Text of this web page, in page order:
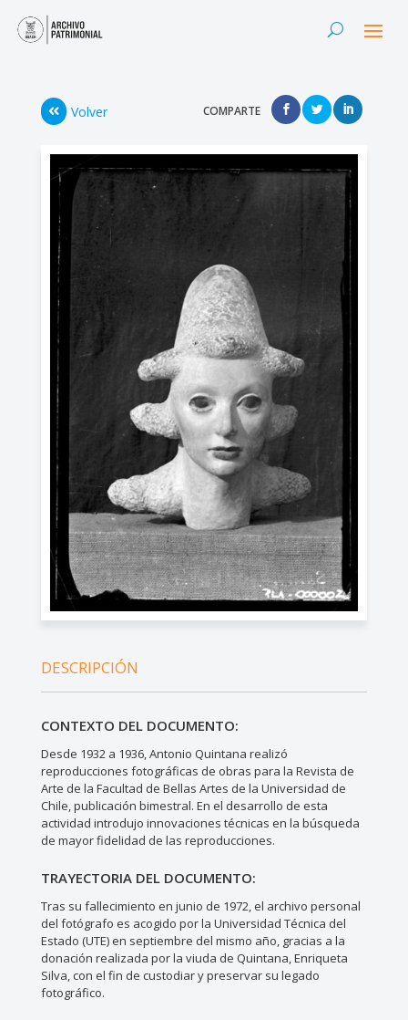
Volver COMPARTE
DESCRIPCIÓN
CONTEXTO DEL DOCUMENTO:
Desde 1932 a 1936, Antonio Quintana realizó
reproducciones fotográficas de obras para la Revista de
Arte de la Facultad de Bellas Artes de la Universidad de
Chile, publicación bimestral. En el desarrollo de esta
actividad introdujo innovaciones técnicas en la búsqueda
de mayor fidelidad de las reproducciones.
TRAYECTORIA DEL DOCUMENTO:
Tras su fallecimiento en junio de 1972, el archivo personal
del fotógrafo es acogido por la Universidad Técnica del
Estado (UTE) en septiembre del mismo año, gracias a la
donación realizada por la viuda de Quintana, Enriqueta
Silva, con el fin de custodiar y preservar su legado
fotográfico.